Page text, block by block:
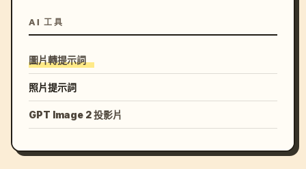
AI 工具
圖片轉提示詞
照片提示詞
GPT Image 2 投影片